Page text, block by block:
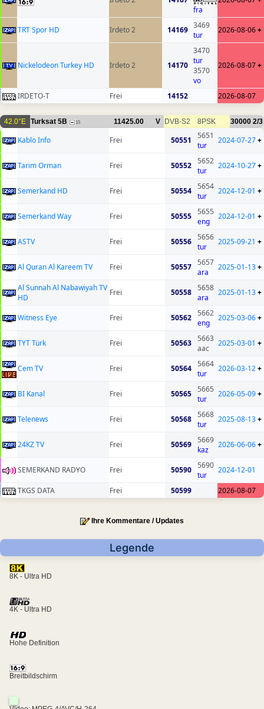
fra
TRT Spor HD Irdeto 2 14169 3469
tur
2026-08-06+
Nickelodeon Turkey HD Irdeto 2 14170
3470
tur
3570
vo
2026-08-07+
IRDETO-T Frei 14152 2026-08-07
42.0°E Turksat 5B 15 11425.00 V DVB-S2 8PSK 30000 2/3
Kablo Info Frei 50551
5651
tur
2024-07-27+
Tarim Orman Frei 50552
5652
tur
2024-10-27+
Semerkand HD Frei 50554
5654
tur
2024-12-01 +
Semerkand Way Frei 50555
5655
eng
2024-12-01 +
ASTV Frei 50556
5656
tur
2025-09-21 +
Al Quran Al Kareem TV Frei 50557
5657
ara
2025-01-13+
Al Sunnah Al Nabawiyah TV
HD
Frei 50558
5658
ara
2025-01-13+
Witness Eye Frei 50562
5662
eng
2025-03-06+
TYT Türk Frei 50563
5663
aac
2025-03-01 +
Cem TV Frei 50564
5664
tur
2026-03-12+
BI Kanal Frei 50565
5665
tur
2026-05-09+
Telenews Frei 50568
5668
tur
2025-08-13+
24KZ TV Frei 50569
5669
kaz
2026-06-06+
SEMERKAND RADYO Frei 50590
5690
tur
2024-12-01
TKGS DATA Frei 50599 2026-08-07
Ihre Kommentare / Updates
Legende
8K - Ultra HD
4K - Ultra HD
Hohe Definition
Breitbildschirm